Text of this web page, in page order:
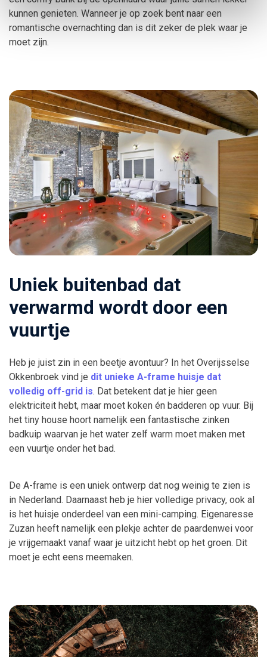
kunnen genieten. Wanneer je op zoek bent naar een
romantische overnachting dan is dit zeker de plek waar je
moet zijn.
Uniek buitenbad dat
verwarmd wordt door een
vuurtje
Heb je juist zin in een beetje avontuur? In het Overijsselse
Okkenbroek vind je dit unieke A-frame huisje dat
volledig off-grid is. Dat betekent dat je hier geen
elektriciteit hebt, maar moet koken én badderen op vuur. Bij
het tiny house hoort namelijk een fantastische zinken
badkuip waarvan je het water zelf warm moet maken met
een vuurtje onder het bad.
De A-frame is een uniek ontwerp dat nog weinig te zien is
in Nederland. Daarnaast heb je hier volledige privacy, ook al
is het huisje onderdeel van een mini-camping. Eigenaresse
Zuzan heeft namelijk een plekje achter de paardenwei voor
je vrijgemaakt vanaf waar je uitzicht hebt op het groen. Dit
moet je echt eens meemaken.